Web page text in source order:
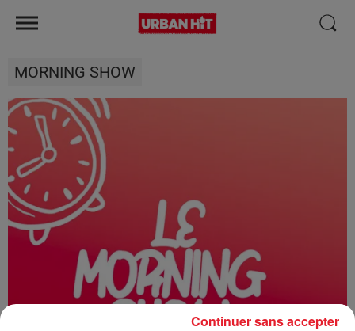
MORNING SHOW
Continuer sans accepter